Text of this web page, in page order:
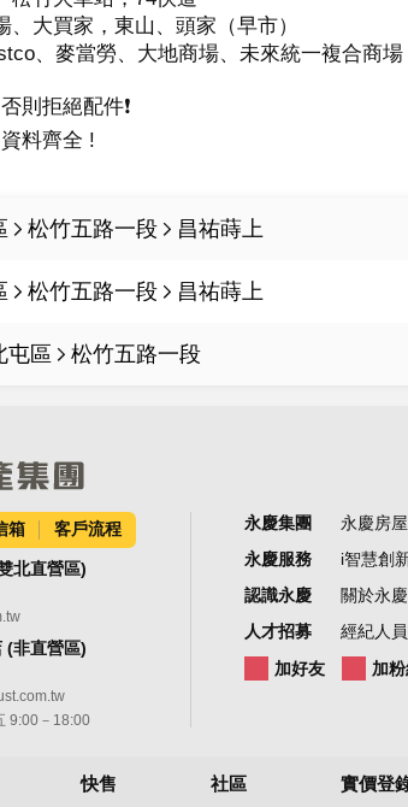
、大買家，東山、頭家（早市）
、麥當勞、大地商場、未來統一複合商場
則拒絕配件❗️
料齊全 !
松竹五路一段 昌祐蒔上
松竹五路一段 昌祐蒔上
屯區 松竹五路一段
箱 客戶流程
北直營區)
(非直營區)
9:00－18:00
永慶集團 永慶房
永慶服務
i智慧創
認識永慶
關於永慶
人才招募
經紀人
加好友
加
快售 社區 實價登